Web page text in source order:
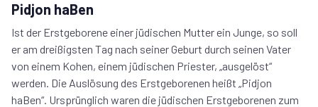
Pidjon haBen
Ist der Erstgeborene einer jüdischen Mutter ein Junge, so soll
er am dreißigsten Tag nach seiner Geburt durch seinen Vater
von einem Kohen, einem jüdischen Priester, „ausgelöst“
werden. Die Auslösung des Erstgeborenen heißt „Pidjon
haBen“. Ursprünglich waren die jüdischen Erstgeborenen zum